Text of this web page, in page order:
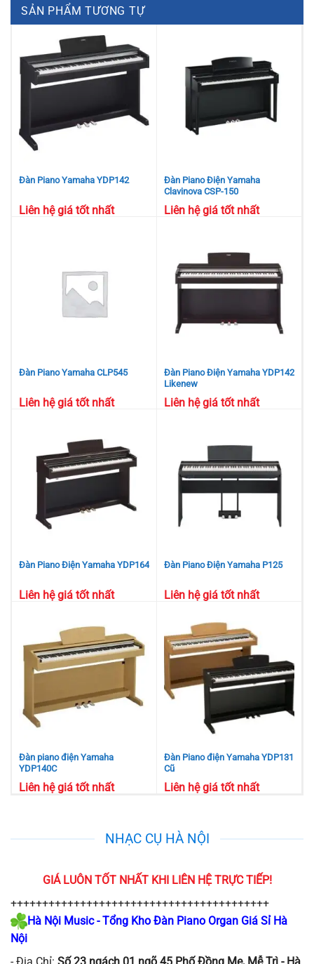
SẢN PHẨM TƯƠNG TỰ
Đàn Piano Yamaha YDP142
Liên hệ giá tốt nhất
Đàn Piano Điện Yamaha
Clavinova CSP-150
Liên hệ giá tốt nhất
Đàn Piano Yamaha CLP545
Liên hệ giá tốt nhất
Đàn Piano Điện Yamaha YDP142
Likenew
Liên hệ giá tốt nhất
Đàn Piano Điện Yamaha YDP164
Liên hệ giá tốt nhất
Đàn Piano Điện Yamaha P125
Liên hệ giá tốt nhất
Đàn piano điện Yamaha
YDP140C
Liên hệ giá tốt nhất
Đàn Piano điện Yamaha YDP131
Cũ
Liên hệ giá tốt nhất
NHẠC CỤ HÀ NỘI
GIÁ LUÔN TỐT NHẤT KHI LIÊN HỆ TRỰC TIẾP!
+++++++++++++++++++++++++++++++++++++++++
Hà Nội Music - Tổng Kho Đàn Piano Organ Giá Sỉ Hà
Nội